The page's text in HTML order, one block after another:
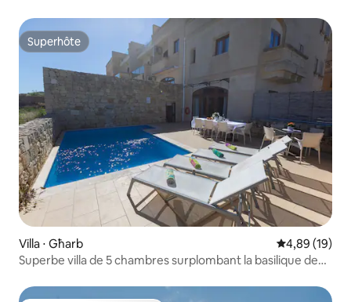
Superhôte
Superhôte
Villa ⋅ Għarb Évaluation
4,89 (19)
Superbe villa de 5 chambres surplombant la basilique de